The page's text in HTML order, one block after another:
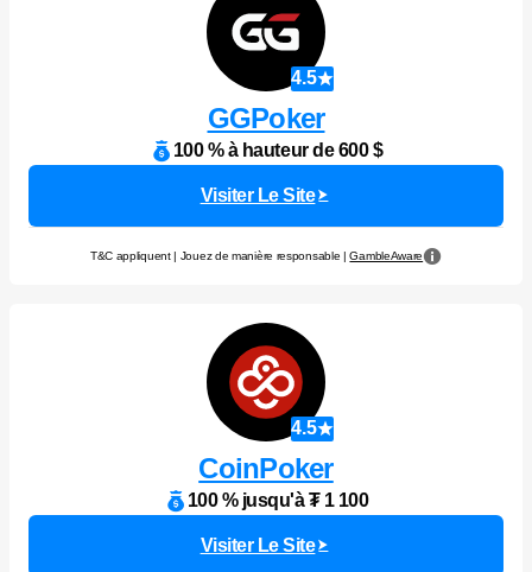
4.5
GGPoker
100 % à hauteur de 600 $
Visiter Le Site
T&C appliquent | Jouez de manière responsable |GambleAware
4.5
CoinPoker
100 % jusqu'à ₮ 1 100
Visiter Le Site